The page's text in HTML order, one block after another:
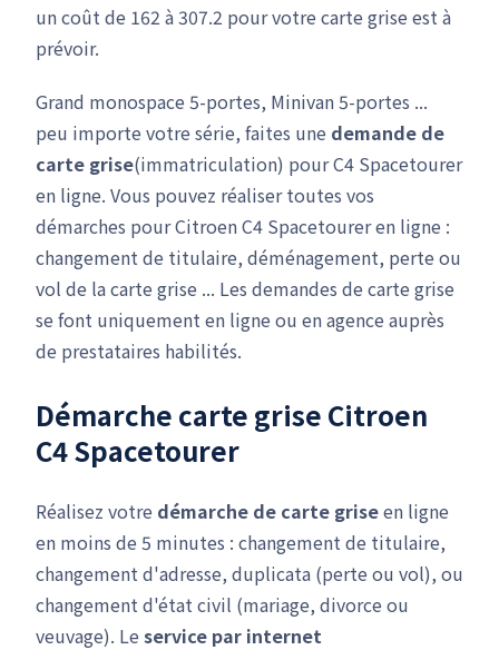
un coût de 162 à 307.2 pour votre carte grise est à
prévoir.
Grand monospace 5-portes, Minivan 5-portes ...
peu importe votre série, faites une demande de
carte grise(immatriculation) pour C4 Spacetourer
en ligne. Vous pouvez réaliser toutes vos
démarches pour Citroen C4 Spacetourer en ligne :
changement de titulaire, déménagement, perte ou
vol de la carte grise ... Les demandes de carte grise
se font uniquement en ligne ou en agence auprès
de prestataires habilités.
Démarche carte grise Citroen
C4 Spacetourer
Réalisez votre démarche de carte griseen ligne
en moins de 5 minutes : changement de titulaire,
changement d'adresse, duplicata (perte ou vol), ou
changement d'état civil (mariage, divorce ou
veuvage). Le service par internet